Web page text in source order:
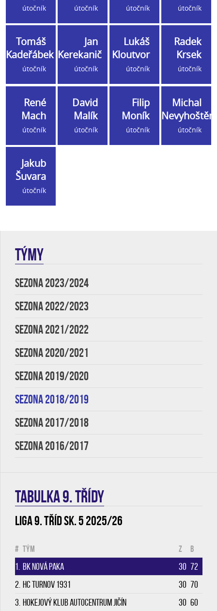
útočník útočník útočník útočník
Tomáš
Kadeřábek
útočník
Jan
Kerekanič
útočník
Lukáš
Kloutvor
útočník
Radek
Krsek
útočník
René
Mach
útočník
David
Malík
útočník
Filip
Moník
útočník
Michal
útočník
Jakub
Šuvara
útočník
TÝMY
SEZONA 2023/2024
SEZONA 2022/2023
SEZONA 2021/2022
SEZONA 2020/2021
SEZONA 2019/2020
SEZONA 2018/2019
SEZONA 2017/2018
SEZONA 2016/2017
TABULKA 9. třídy
Liga 9. tříd sk. 5 2025/26
# Tým Z B
1. BK Nová Paka 30 72
2. HC Turnov 1931 30 70
3. Hokejový klub Autocentrum Jičín 30 60